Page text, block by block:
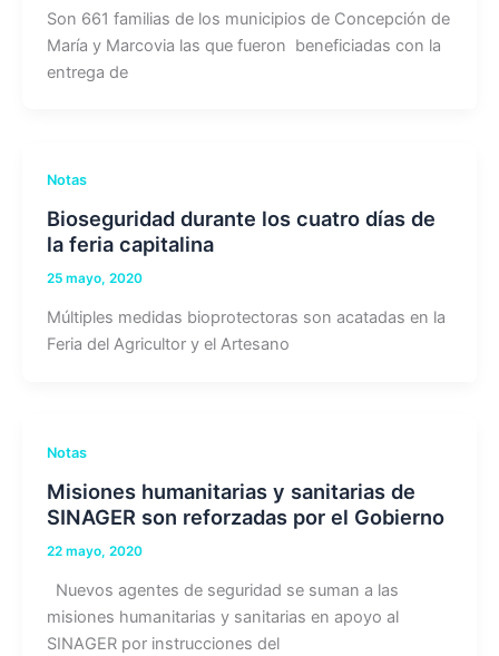
Son 661 familias de los municipios de Concepción de
María y Marcovia las que fueron beneficiadas con la
entrega de
Notas
Bioseguridad durante los cuatro días de
la feria capitalina
25 mayo, 2020
Múltiples medidas bioprotectoras son acatadas en la
Feria del Agricultor y el Artesano
Notas
Misiones humanitarias y sanitarias de
SINAGER son reforzadas por el Gobierno
22 mayo, 2020
Nuevos agentes de seguridad se suman a las
misiones humanitarias y sanitarias en apoyo al
SINAGER por instrucciones del